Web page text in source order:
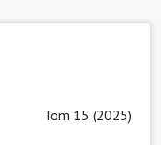
Tom 15 (2025)